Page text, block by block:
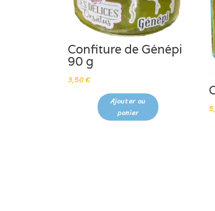
Confiture de Génépi
90 g
3,50€
Ajouter au
panier